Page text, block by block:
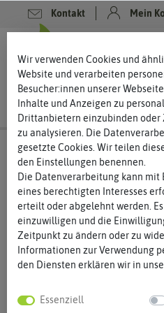
Kontakt Mein
Wir verwenden Cookies und
Website und verarbeiten
Besucher:innen unserer Webseite
Inhalte und Anzeigen zu
Drittanbietern einzubinden oder
zu analysieren. Die
gesetzte Cookies. Wir teilen
den Einstellungen benennen.
Die Datenverarbeitung kann
eines berechtigten Interesses
erteilt oder abgelehnt werden.
einzuwilligen und die
Zeitpunkt zu ändern oder zu
Informationen zur Verwendung
den Diensten erklären wir in
Essenziell